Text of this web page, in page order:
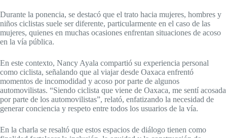
Durante la ponencia, se destacó que el trato hacia mujeres, hombres y
niños ciclistas suele ser diferente, particularmente en el caso de las
mujeres, quienes en muchas ocasiones enfrentan situaciones de acoso
en la vía pública.
En este contexto, Nancy Ayala compartió su experiencia personal
como ciclista, señalando que al viajar desde Oaxaca enfrentó
momentos de incomodidad y acoso por parte de algunos
automovilistas. “Siendo ciclista que viene de Oaxaca, me sentí acosada
por parte de los automovilistas”, relató, enfatizando la necesidad de
generar conciencia y respeto entre todos los usuarios de la vía.
En la charla se resaltó que estos espacios de diálogo tienen como